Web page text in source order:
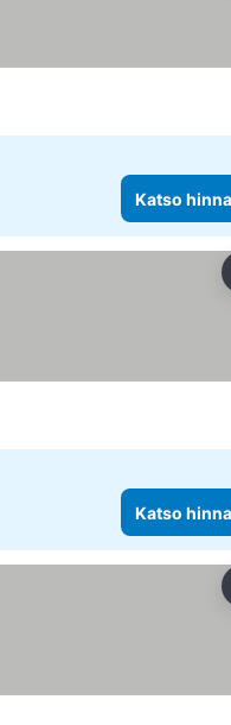
Katso
Katso